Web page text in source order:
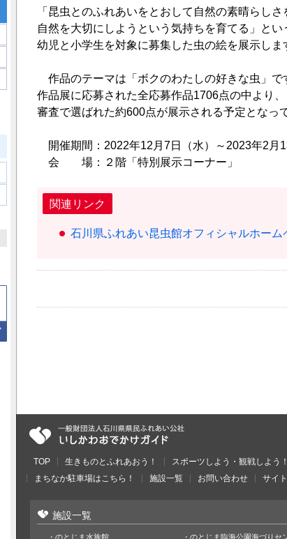
「昆虫とのふれあいをとおして自然の素晴らしさ
自然を大切にしようという気持ちを育てる」とい
幼児と小学生を対象に募集した虫の絵を展示しま
作品のテーマは「ボクのわたしの好きな虫」で
作品展に応募された全応募作品1706点の中より、
審査で選ばれた約600点が展示される予定となっ
開催期間：2022年12月7日（水）～2023年2月
会 場：２階「特別展示コーナー」
関連リンク
石川県ふれあい昆虫館オフィシャルホーム
TOP 生きものとふれあおう！ スポーツしよう・観戦しよう！
まちなか駐車場はこちら！
施設一覧 お問い合わせ サイ
施設一覧
のとじま水族館 のとじま臨海公園海づりセ